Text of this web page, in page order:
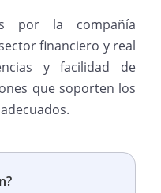
por la compañía
financiero y real
y facilidad de
que soporten los